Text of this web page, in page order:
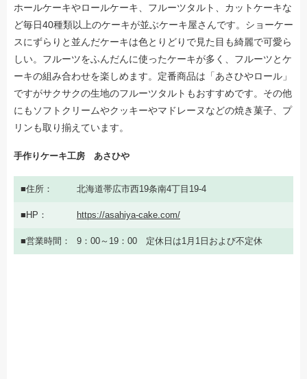
ホールケーキやロールケーキ、フルーツタルト、カットケーキな
ど毎日40種類以上のケーキが並ぶケーキ屋さんです。ショーケー
スにずらりと並んだケーキは色とりどりで見た目も綺麗で可愛ら
しい。フルーツをふんだんに使ったケーキが多く、フルーツとケ
ーキの組み合わせを楽しめます。定番商品は「あさひやロール」
ですがサクサクの生地のフルーツタルトもおすすめです。その他
にもソフトクリームやクッキーやマドレーヌなどの焼き菓子、プ
リンも取り揃えています。
手作りケーキ工房 あさひや
住所 北海道帯広市西19条南4丁目19-4
HP https://asahiya-cake.com/
営業時間 9：00～19：00 定休日は1月1日および不定休